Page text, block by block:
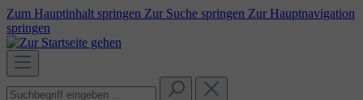
Zum Hauptinhalt springen Zur Suche springen Zur Hauptnavigation
springen